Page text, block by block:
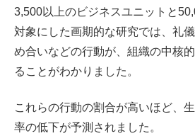
3,500以上のビジネスユニットと
対象にした画期的な研究では、礼
め合いなどの行動が、組織の中核
ることがわかりました。
これらの行動の割合が高いほど、
率の低下が予測されました。